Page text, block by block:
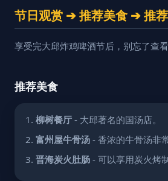
节日观赏 ➔ 推荐美食 ➔ 推
享受完大邱炸鸡啤酒节后，别忘了查
推荐美食
柳树餐厅 - 大邱著名的国汤店。
富州屋牛骨汤 - 香浓的牛骨汤非
晋海炭火肚肠 - 可以享用炭火烤